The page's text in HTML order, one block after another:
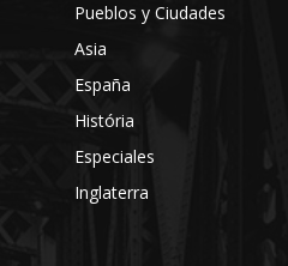
Pueblos y Ciudades
Asia
España
História
Especiales
Inglaterra